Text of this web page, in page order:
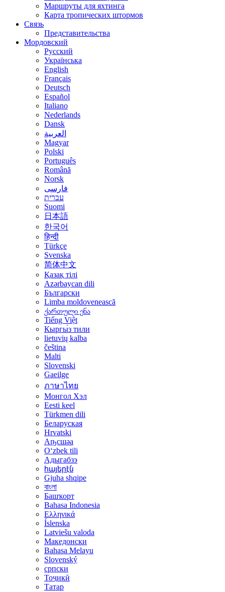
Маршруты для яхтинга
Карта тропических штормов
Связь
Представительства
Мордовский
Русский
Українська
English
Français
Deutsch
Español
Italiano
Nederlands
Dansk
العربية
Magyar
Polski
Português
Română
Norsk
فارسی
עברית
Suomi
日本語
한국어
हिन्दी
Türkçe
Svenska
简体中文
Қазақ тілі
Azərbaycan dili
Български
Limba moldovenească
ქართული ენა
Tiếng Việt
Кыргы́з тили
lietuvių kalba
čeština
Malti
Slovenski
Gaeilge
ภาษาไทย
Монгол Хэл
Eesti keel
Türkmen dili
Беларуская
Hrvatski
Аҧсшәа
Oʻzbek tili
Адыгабзэ
հայերէն
Gjuha shqipe
বাংলা
Башҡорт
Bahasa Indonesia
Ελληνικά
Íslenska
Latviešu valoda
Македонски
Bahasa Melayu
Slovenský
српски
Тоҷикӣ
Татар